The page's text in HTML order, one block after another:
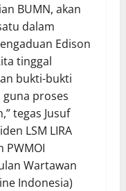
BUMN, akan
dalam
Edison
tinggal
bukti-bukti
proses
tegas Jusuf
LSM LIRA
PWMOI
Wartawan
Indonesia)